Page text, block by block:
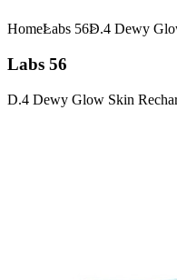
HomeLabs 56D.4 Dewy
Labs 56
D.4 Dewy Glow Skin